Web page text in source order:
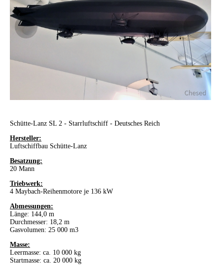
Schütte-Lanz SL 2 - Starrluftschiff - Deutsches Reich
Hersteller:
Luftschiffbau Schütte-Lanz
Besatzung:
20 Mann
Triebwerk:
4 Maybach-Reihenmotore je 136 kW
Abmessungen:
Länge: 144,0 m
Durchmesser: 18,2 m
Gasvolumen: 25 000 m3
Masse:
Leermasse: ca. 10 000 kg
Startmasse: ca. 20 000 kg